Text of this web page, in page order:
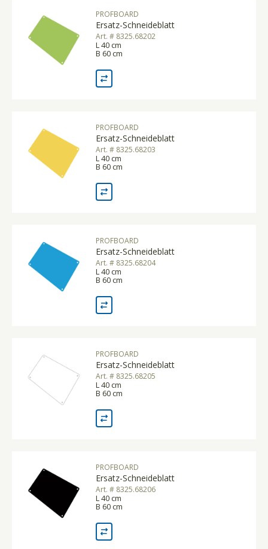
PROFBOARD
Ersatz-Schneideblatt
Art. # 8325.68202
L 40 cm
B 60 cm
PROFBOARD
Ersatz-Schneideblatt
Art. # 8325.68203
L 40 cm
B 60 cm
PROFBOARD
Ersatz-Schneideblatt
Art. # 8325.68204
L 40 cm
B 60 cm
PROFBOARD
Ersatz-Schneideblatt
Art. # 8325.68205
L 40 cm
B 60 cm
PROFBOARD
Ersatz-Schneideblatt
Art. # 8325.68206
L 40 cm
B 60 cm